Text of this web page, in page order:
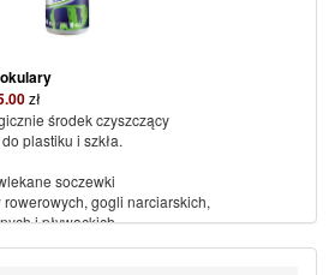
.00zł
środek czyszczący
plastiku i szkła.
soczewki
gogli narciarskich,
i pływackich.